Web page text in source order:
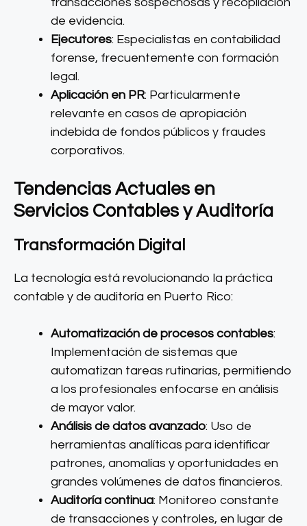
de evidencia.
Ejecutores: Especialistas en contabilidad
forense, frecuentemente con formación
legal.
Aplicación en PR: Particularmente
relevante en casos de apropiación
indebida de fondos públicos y fraudes
corporativos.
Tendencias Actuales en
Servicios Contables y Auditoría
Transformación Digital
La tecnología está revolucionando la práctica
contable y de auditoría en Puerto Rico:
Automatización de procesos contables:
Implementación de sistemas que
automatizan tareas rutinarias, permitiendo
a los profesionales enfocarse en análisis
de mayor valor.
Análisis de datos avanzado: Uso de
herramientas analíticas para identificar
patrones, anomalías y oportunidades en
grandes volúmenes de datos financieros.
Auditoría continua: Monitoreo constante
de transacciones y controles, en lugar de